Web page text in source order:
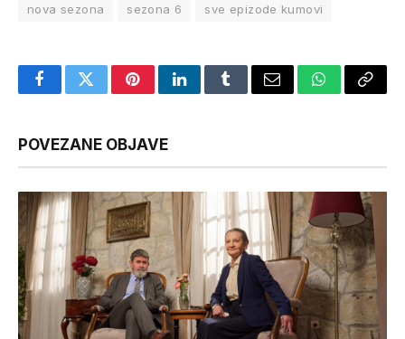
nova sezona
sezona 6 sve epizode kumovi
FacebookTwitterPinterestLinkedInTumblrEmail WhatsApp
Copy
POVEZANE OBJAVE